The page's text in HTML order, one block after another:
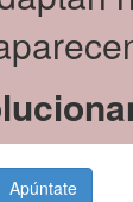
Apúntate